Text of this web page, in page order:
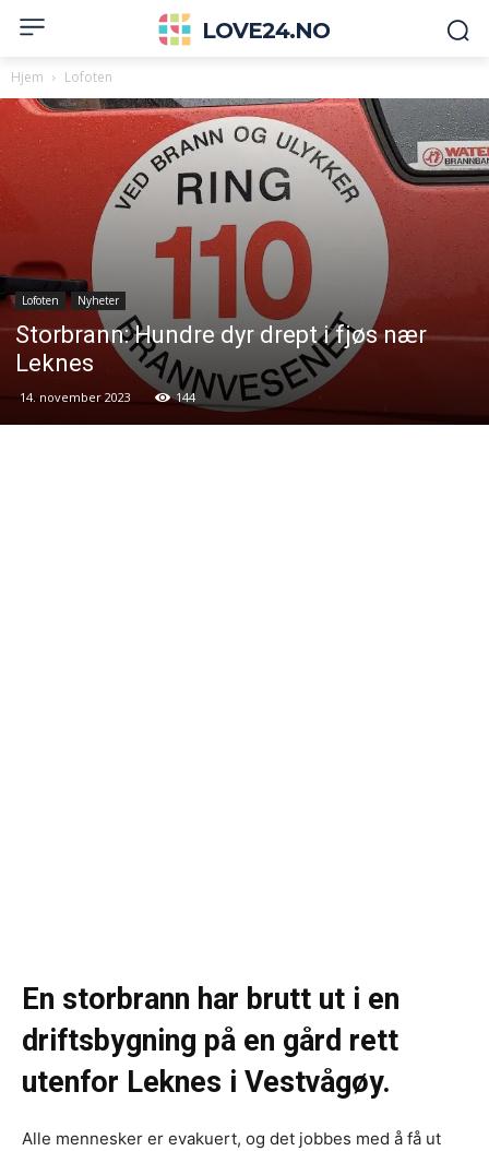
LOVE24.NO
Hjem Lofoten
Lofoten Nyheter
Storbrann: Hundre dyr drept i fjøs nær
Leknes
14. november 2023 144
En storbrann har brutt ut i en
driftsbygning på en gård rett
utenfor Leknes i Vestvågøy.
Alle mennesker er evakuert, og det jobbes med å få ut